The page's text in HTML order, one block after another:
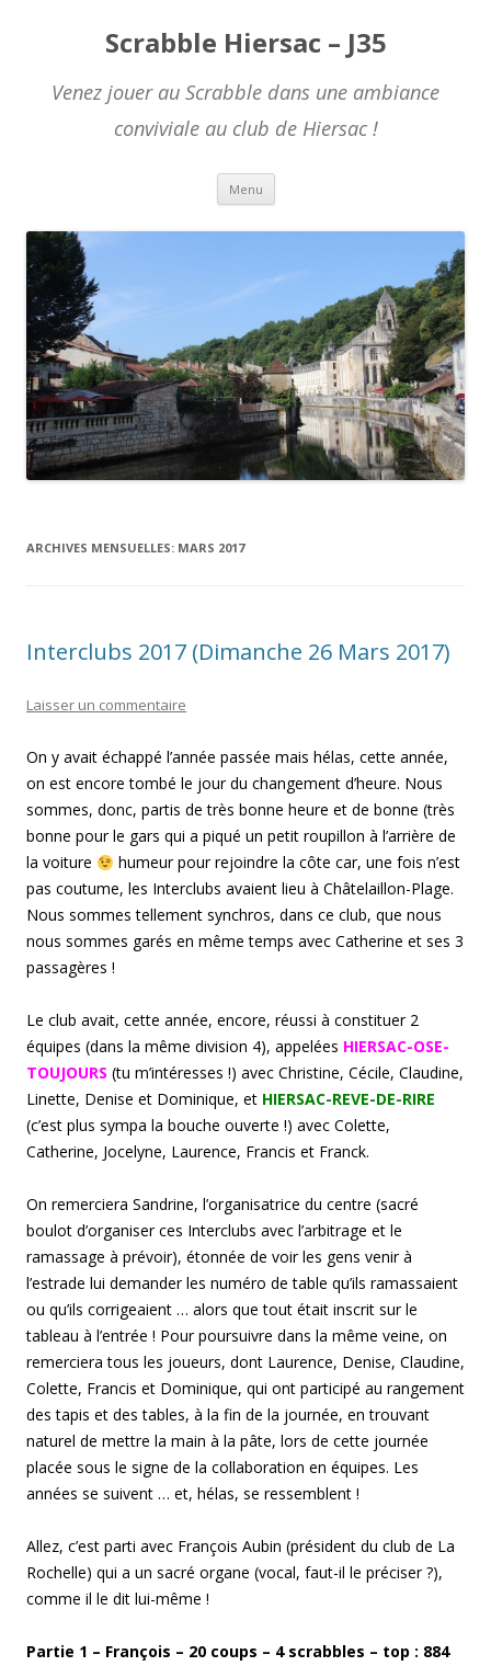
Scrabble Hiersac – J35
Venez jouer au Scrabble dans une ambiance
conviviale au club de Hiersac !
Menu Skip to content
ARCHIVES MENSUELLES: MARS 2017
Interclubs 2017 (Dimanche 26 Mars 2017)
Laisser un commentaire
On y avait échappé l’année passée mais hélas, cette année,
on est encore tombé le jour du changement d’heure. Nous
sommes, donc, partis de très bonne heure et de bonne (très
bonne pour le gars qui a piqué un petit roupillon à l’arrière de
la voiture
humeur pour rejoindre la côte car, une fois n’est
pas coutume, les Interclubs avaient lieu à Châtelaillon-Plage.
Nous sommes tellement synchros, dans ce club, que nous
nous sommes garés en même temps avec Catherine et ses 3
passagères !
Le club avait, cette année, encore, réussi à constituer 2
équipes (dans la même division 4), appelées HIERSAC-OSE-
TOUJOURS (tu m’intéresses !) avec Christine, Cécile, Claudine,
Linette, Denise et Dominique, et HIERSAC-REVE-DE-RIRE
(c’est plus sympa la bouche ouverte !) avec Colette,
Catherine, Jocelyne, Laurence, Francis et Franck.
On remerciera Sandrine, l’organisatrice du centre (sacré
boulot d’organiser ces Interclubs avec l’arbitrage et le
ramassage à prévoir), étonnée de voir les gens venir à
l’estrade lui demander les numéro de table qu’ils ramassaient
ou qu’ils corrigeaient … alors que tout était inscrit sur le
tableau à l’entrée ! Pour poursuivre dans la même veine, on
remerciera tous les joueurs, dont Laurence, Denise, Claudine,
Colette, Francis et Dominique, qui ont participé au rangement
des tapis et des tables, à la fin de la journée, en trouvant
naturel de mettre la main à la pâte, lors de cette journée
placée sous le signe de la collaboration en équipes. Les
années se suivent … et, hélas, se ressemblent !
Allez, c’est parti avec François Aubin (président du club de La
Rochelle) qui a un sacré organe (vocal, faut-il le préciser ?),
comme il le dit lui-même !
Partie 1 – François – 20 coups – 4 scrabbles – top : 884